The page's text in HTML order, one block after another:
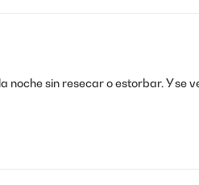
sin resecar o estorbar. Y se